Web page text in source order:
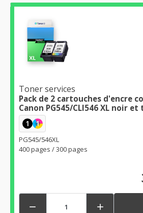
Toner services
Pack de 2 cartouches d'encre
Canon PG545/CLI546 XL noir
1 1
PG545/546XL
400 pages / 300 pages
 